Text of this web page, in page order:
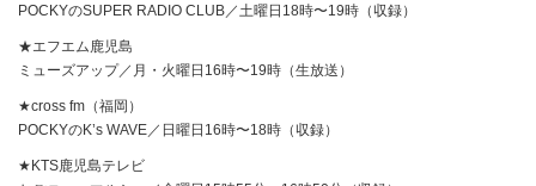
POCKYのSUPER RADIO CLUB／土曜日18時〜19時（収録）
★エフエム鹿児島
ミューズアップ／月・火曜日16時〜19時（生放送）
★cross fm（福岡）
POCKYのK’s WAVE／日曜日16時〜18時（収録）
★KTS鹿児島テレビ